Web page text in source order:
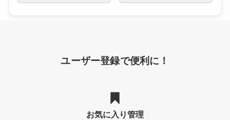
ユーザー登録で便利に！
お気に入り管理